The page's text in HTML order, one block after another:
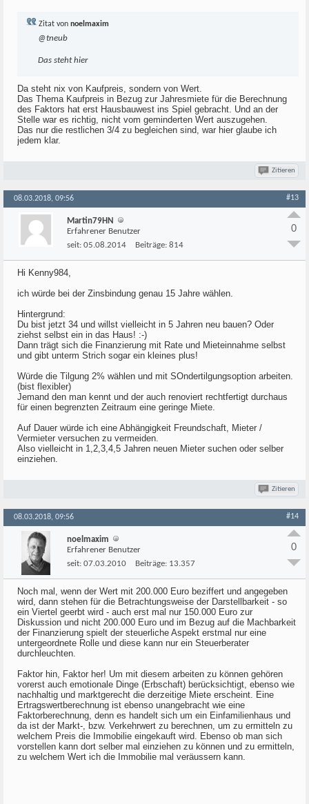
Zitat von noelmaxim
@tneub
Das steht hier
Da steht nix von Kaufpreis, sondern von Wert.
Das Thema Kaufpreis in Bezug zur Jahresmiete für die Berechnung
des Faktors hat erst Hausbauwest ins Spiel gebracht. Und an der
Stelle war es richtig, nicht vom geminderten Wert auszugehen.
Das nur die restlichen 3/4 zu begleichen sind, war hier glaube ich
jedem klar.
Zitieren
08.03.2018, 09:56 #13
Martin79HN
Erfahrener Benutzer
seit: 05.08.2014 Beiträge: 814
0
Hi Kenny984,
ich würde bei der Zinsbindung genau 15 Jahre wählen.
Hintergrund:
Du bist jetzt 34 und willst vielleicht in 5 Jahren neu bauen? Oder
ziehst selbst ein in das Haus! :-)
Dann trägt sich die Finanzierung mit Rate und Mieteinnahme selbst
und gibt unterm Strich sogar ein kleines plus!
Würde die Tilgung 2% wählen und mit SOndertilgungsoption arbeiten.
(bist flexibler)
Jemand den man kennt und der auch renoviert rechtfertigt durchaus
für einen begrenzten Zeitraum eine geringe Miete.
Auf Dauer würde ich eine Abhängigkeit Freundschaft, Mieter /
Vermieter versuchen zu vermeiden.
Also vielleicht in 1,2,3,4,5 Jahren neuen Mieter suchen oder selber
einziehen.
Zitieren
08.03.2018, 09:56 #14
noelmaxim
Erfahrener Benutzer
seit: 07.03.2010 Beiträge: 13.357
0
Noch mal, wenn der Wert mit 200.000 Euro beziffert und angegeben
wird, dann stehen für die Betrachtungsweise der Darstellbarkeit - so
ein Viertel geerbt wird - auch erst mal nur 150.000 Euro zur
Diskussion und nicht 200.000 Euro und im Bezug auf die Machbarkeit
der Finanzierung spielt der steuerliche Aspekt erstmal nur eine
untergeordnete Rolle und diese kann nur ein Steuerberater
durchleuchten.
Faktor hin, Faktor her! Um mit diesem arbeiten zu können gehören
vorerst auch emotionale Dinge (Erbschaft) berücksichtigt, ebenso wie
nachhaltig und marktgerecht die derzeitige Miete erscheint. Eine
Ertragswertberechnung ist ebenso unangebracht wie eine
Faktorberechnung, denn es handelt sich um ein Einfamilienhaus und
da ist der Markt-, bzw. Verkehrwert zu berechnen, um zu ermitteln zu
welchem Preis die Immobilie eingekauft wird. Ebenso ob man sich
vorstellen kann dort selber mal einziehen zu können und zu ermitteln,
zu welchem Wert ich die Immobilie mal veräussern kann.